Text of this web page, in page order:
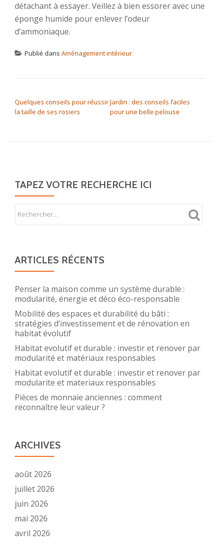
détachant à essayer. Veillez à bien essorer avec une
éponge humide pour enlever l’odeur
d’ammoniaque.
Publié dans Aménagement intérieur
Quelques conseils pour réussir
la taille de ses rosiers
Jardin : des conseils faciles
pour une belle pelouse
TAPEZ VOTRE RECHERCHE ICI
ARTICLES RÉCENTS
Penser la maison comme un système durable :
modularité, énergie et déco éco-responsable
Mobilité des espaces et durabilité du bâti :
stratégies d’investissement et de rénovation en
habitat évolutif
Habitat evolutif et durable : investir et renover par
modularité et matériaux responsables
Habitat evolutif et durable : investir et renover par
modularite et materiaux responsables
Pièces de monnaie anciennes : comment
reconnaître leur valeur ?
ARCHIVES
août 2026
juillet 2026
juin 2026
mai 2026
avril 2026